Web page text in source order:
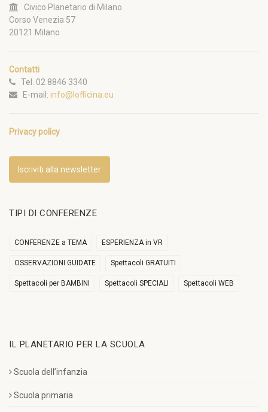
Civico Planetario di Milano
Corso Venezia 57
20121 Milano
Contatti
Tel. 02 8846 3340
E-mail: info@lofficina.eu
Privacy policy
Iscriviti alla newsletter
TIPI DI CONFERENZE
CONFERENZE a TEMA ESPERIENZA in VR
OSSERVAZIONI GUIDATE Spettacoli GRATUITI
Spettacoli per BAMBINI Spettacoli SPECIALI Spettacoli WEB
IL PLANETARIO PER LA SCUOLA
Scuola dell’infanzia
Scuola primaria